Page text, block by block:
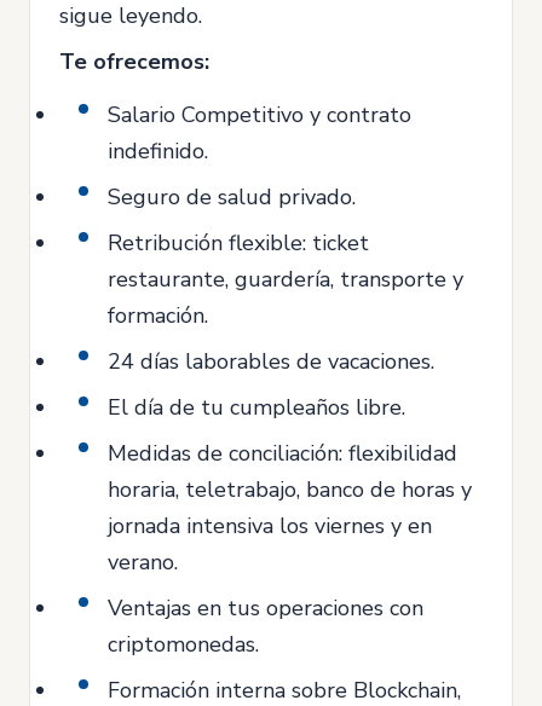
sigue leyendo.
Te ofrecemos:
Salario Competitivo y contrato
indefinido.
Seguro de salud privado.
Retribución flexible: ticket
restaurante, guardería, transporte y
formación.
24 días laborables de vacaciones.
El día de tu cumpleaños libre.
Medidas de conciliación: flexibilidad
horaria, teletrabajo, banco de horas y
jornada intensiva los viernes y en
verano.
Ventajas en tus operaciones con
criptomonedas.
Formación interna sobre Blockchain,